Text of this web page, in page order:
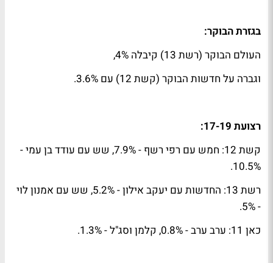
בגזרת הבוקר:
העולם הבוקר (רשת 13) קיבלה 4%,
וגברה על חדשות הבוקר (קשת 12) עם 3.6%.
רצועת 17-19:
קשת 12: חמש עם רפי רשף - 7.9%, שש עם עודד בן עמי -
10.5%.
רשת 13: החדשות עם יעקב אילון - 5.2%, שש עם אמנון לוי
- 5%.
כאן 11: ערב ערב - 0.8%, קלמן וסג"ל - 1.3%.